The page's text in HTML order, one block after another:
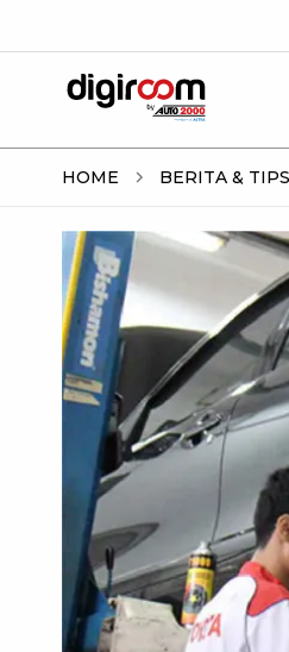
HOME BERITA & TIPS